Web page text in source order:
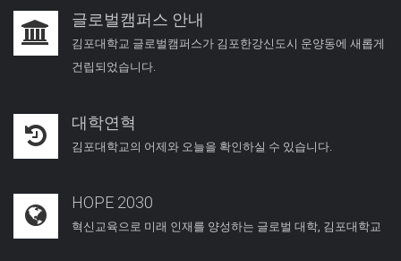
글로벌캠퍼스 안내
김포대학교 글로벌캠퍼스가 김포한강신도시 운양동에 새롭게
건립되었습니다.
대학연혁
김포대학교의 어제와 오늘을 확인하실 수 있습니다.
HOPE 2030
혁신교육으로 미래 인재를 양성하는 글로벌 대학, 김포대학교